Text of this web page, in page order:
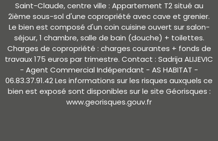
Saint-Claude, centre ville : Appartement T2 situé au
2ième sous-sol d'une copropriété avec cave et grenier.
Le bien est composé d'un coin cuisine ouvert sur salon-
séjour, 1 chambre, salle de bain (douche) + toilettes.
Charges de copropriété : charges courantes + fonds de
travaux 175 euros par trimestre. Contact : Sadrija ALIJEVIC
- Agent Commercial Indépendant - AS HABITAT -
06.83.37.91.42 Les informations sur les risques auxquels ce
bien est exposé sont disponibles sur le site Géorisques :
www.georisques.gouv.fr